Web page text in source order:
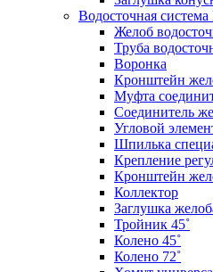
Водосточная
Желоб
Труба
Воронка
Кронштейн
Муфта
Соединитель
Угловой
Шпилька
Крепление
Кронштейн
Коллектор
Заглушка
Тройник 45˚
Колено 45˚
Колено 72˚